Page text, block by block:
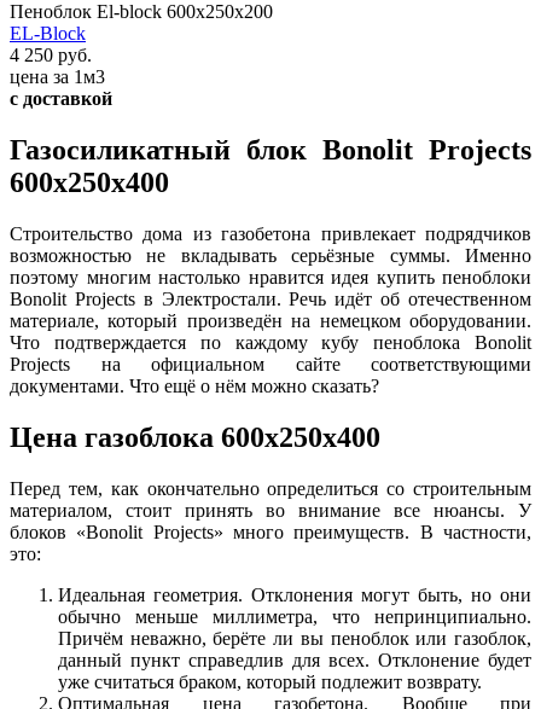
Пеноблок El-block 600х250х200
EL-Block
4 250 руб.
цена за 1м3
с доставкой
Газосиликатный блок Bonolit Projects
600х250х400
Строительство дома из газобетона привлекает подрядчиков
возможностью не вкладывать серьёзные суммы. Именно
поэтому многим настолько нравится идея купить пеноблоки
Bonolit Projects в Электростали. Речь идёт об отечественном
материале, который произведён на немецком оборудовании.
Что подтверждается по каждому кубу пеноблока Bonolit
Projects на официальном сайте соответствующими
документами. Что ещё о нём можно сказать?
Цена газоблока 600х250х400
Перед тем, как окончательно определиться со строительным
материалом, стоит принять во внимание все нюансы. У
блоков «Bonolit Projects» много преимуществ. В частности,
это:
Идеальная геометрия. Отклонения могут быть, но они
обычно меньше миллиметра, что непринципиально.
Причём неважно, берёте ли вы пеноблок или газоблок,
данный пункт справедлив для всех. Отклонение будет
уже считаться браком, который подлежит возврату.
Оптимальная цена газобетона. Вообще при